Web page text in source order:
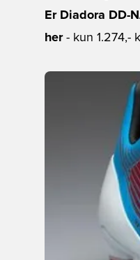
Er Diadora DD-
her- kun 1.274,-